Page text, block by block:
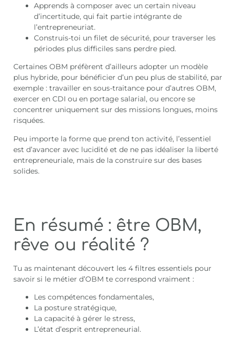
Apprends à composer avec un certain niveau
d’incertitude, qui fait partie intégrante de
l’entrepreneuriat.
Construis-toi un filet de sécurité, pour traverser les
périodes plus difficiles sans perdre pied.
Certaines OBM préfèrent d’ailleurs adopter un modèle
plus hybride, pour bénéficier d’un peu plus de stabilité, par
exemple : travailler en sous-traitance pour d’autres OBM,
exercer en CDI ou en portage salarial, ou encore se
concentrer uniquement sur des missions longues, moins
risquées.
Peu importe la forme que prend ton activité, l’essentiel
est d’avancer avec lucidité et de ne pas idéaliser la liberté
entrepreneuriale, mais de la construire sur des bases
solides.
En résumé : être OBM,
rêve ou réalité ?
Tu as maintenant découvert les 4 filtres essentiels pour
savoir si le métier d’OBM te correspond vraiment :
Les compétences fondamentales,
La posture stratégique,
La capacité à gérer le stress,
L’état d’esprit entrepreneurial.